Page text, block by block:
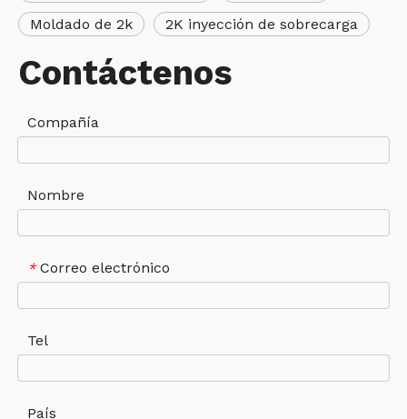
Moldado de 2k
2K inyección de sobrecarga
Contáctenos
Compañía
Nombre
* Correo electrónico
Tel
País